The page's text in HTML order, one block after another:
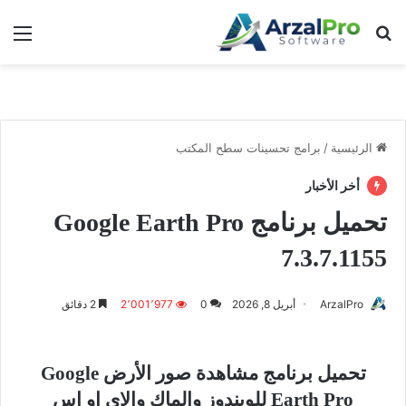
بحث عن
الرئيسية / برامج تحسينات سطح المكتب
أخر الأخبار
تحميل برنامج Google Earth Pro
7.3.7.1155
ArzalPro أبريل 8, 2026 0 2٬001٬977
تحميل برنامج مشاهدة صور الأرض Google
Earth Pro للويندوز والماك والاي او اس